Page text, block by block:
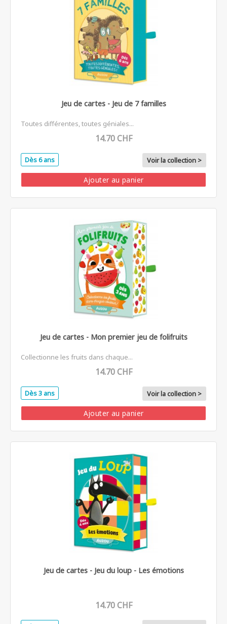
Jeu de cartes - Jeu de 7 familles
Toutes différentes, toutes géniales...
14.70 CHF
Dès 6 ans Voir la collection >
Ajouter au panier
Jeu de cartes - Mon premier jeu de folifruits
Collectionne les fruits dans chaque...
14.70 CHF
Dès 3 ans Voir la collection >
Ajouter au panier
Jeu de cartes - Jeu du loup - Les émotions
14.70 CHF